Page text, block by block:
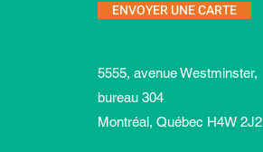
ENVOYER UNE CARTE
5555, avenue Westminster,
bureau 304
Montréal, Québec H4W 2J2